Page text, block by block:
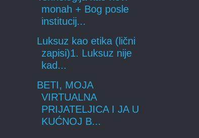
monah + Bog posle
institucij...
Luksuz kao etika (lični
zapisi)1. Luksuz nije
kad...
BETI, MOJA
VIRTUALNA
PRIJATELJICA I JA U
KUĆNOJ B...